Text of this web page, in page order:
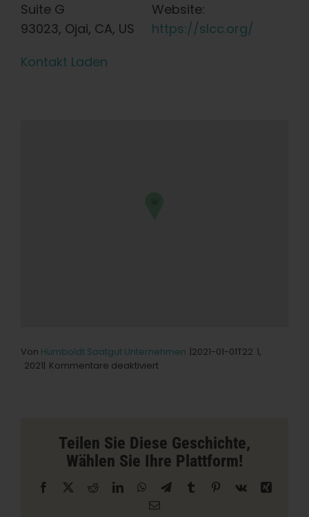
Suite G
93023, Ojai, CA, US
Website:
https://slcc.org/
Kontakt Laden
Von Humboldt Saatgut Unternehmen |2021-01-01T22 1,
2021| Kommentare deaktiviertfür
Ojai
Teilen Sie Diese Geschichte,
Wählen Sie Ihre Plattform!
Facebook RedditLinkedInWhatsAppTelegramm
Tumblr Pinterest
Vk
Xing
E-